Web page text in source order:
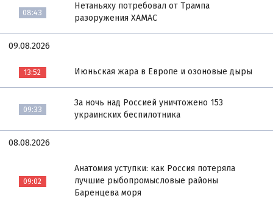
08:43
Нетаньяху потребовал от Трампа
разоружения ХАМАС
09.08.2026
13:52 Июньская жара в Европе и озоновые дыры
09:33
За ночь над Россией уничтожено 153
украинских беспилотника
08.08.2026
09:02
Анатомия уступки: как Россия потеряла
лучшие рыбопромысловые районы
Баренцева моря